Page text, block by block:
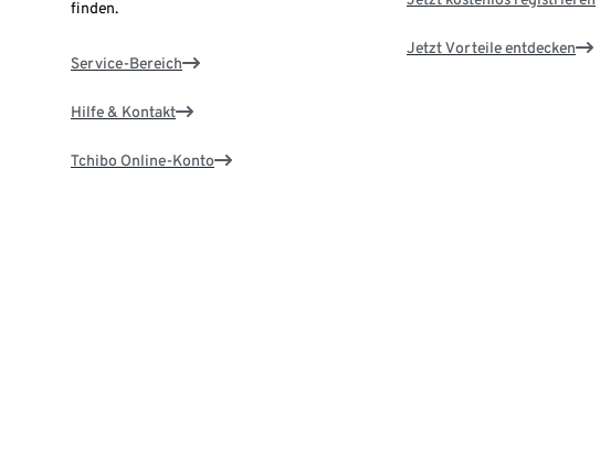
finden.
Service-Bereich
Hilfe & Kontakt
Tchibo Online-Konto
Jetzt Vorteile entdecken